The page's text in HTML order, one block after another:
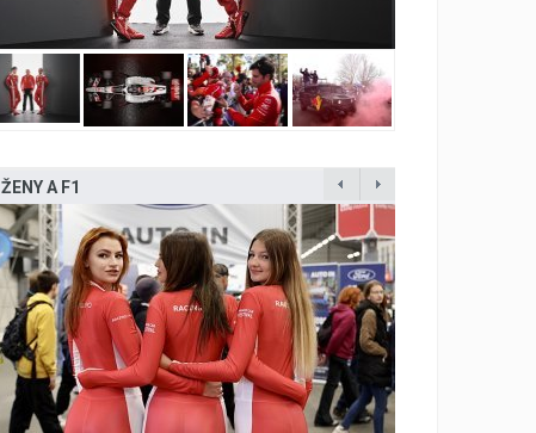
ŽENY A F1